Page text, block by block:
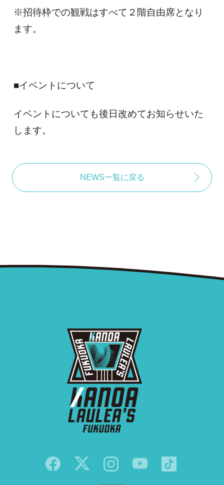
※招待枠での観戦はすべて２階自由席となり
ます。
■イベントについて
イベントについても後日改めてお知らせいた
します。
NEWS一覧に戻る